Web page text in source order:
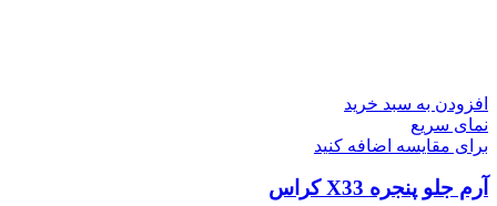
افزودن به سبد خرید
نمای سریع
برای مقایسه اضافه کنید
آرم جلو پنجره X33 کراس